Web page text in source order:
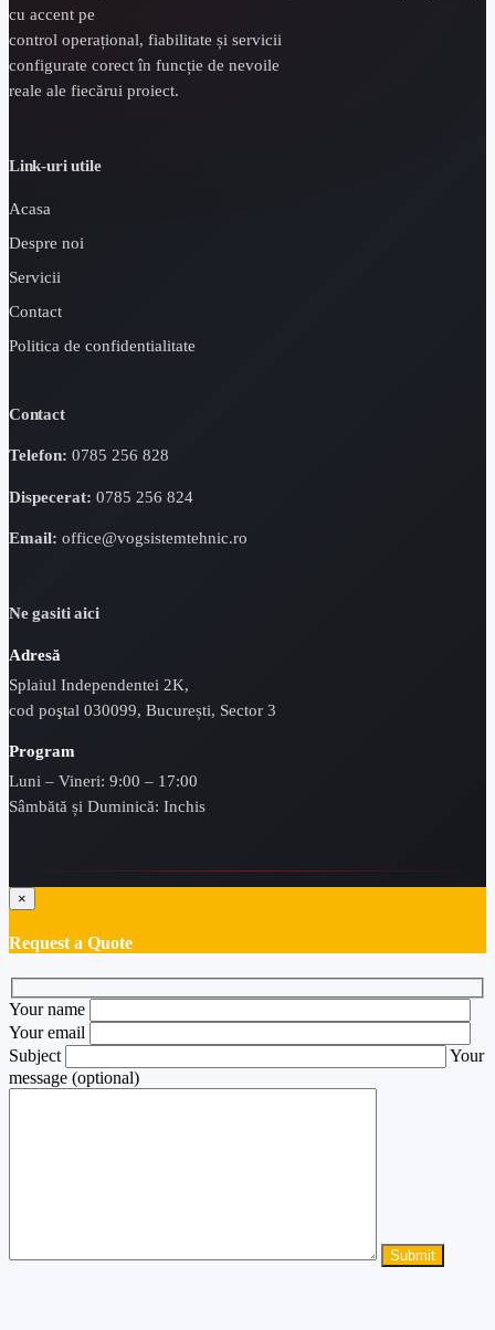
cu accent pe
control operațional, fiabilitate și servicii
configurate corect în funcție de nevoile
reale ale fiecărui proiect.
Link-uri utile
Acasa
Despre noi
Servicii
Contact
Politica de confidentialitate
Contact
Telefon: 0785 256 828
Dispecerat: 0785 256 824
Email: office@vogsistemtehnic.ro
Ne gasiti aici
Adresă
Splaiul Independentei 2K,
cod poştal 030099, București, Sector 3
Program
Luni – Vineri: 9:00 – 17:00
Sâmbătă și Duminică: Inchis
×
Request a Quote
Your name
Your email
Subject
Your
message (optional)